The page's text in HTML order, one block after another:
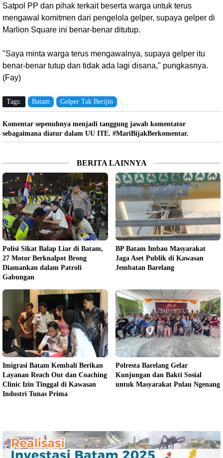
Satpol PP dan pihak terkait beserta warga untuk terus
mengawal komitmen dari pengelola gelper, supaya gelper di
Marlion Square ini benar-benar ditutup.
"Saya minta warga terus mengawalnya, supaya gelper itu
benar-benar tutup dan tidak ada lagi disana," pungkasnya.
(Fay)
Tags: Batam Gelper Tak Berijin
Komentar sepenuhnya menjadi tanggung jawab komentator
sebagaimana diatur dalam UU ITE. #MariBijakBerkomentar.
BERITA LAINNYA
Polisi Sikat Balap Liar di Batam,
27 Motor Berknalpot Brong
Diamankan dalam Patroli
Gabungan
BP Batam Imbau Masyarakat
Jaga Aset Publik di Kawasan
Jembatan Barelang
Imigrasi Batam Kembali Berikan
Layanan Reach Out dan Coaching
Clinic Izin Tinggal di Kawasan
Industri Tunas Prima
Polresta Barelang Gelar
Kunjungan dan Bakti Sosial
untuk Masyarakat Pulau Ngenang